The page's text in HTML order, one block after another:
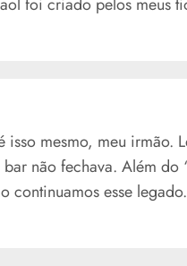
foi criado pelos meus
mesmo, meu irmão.
não fechava. Além do
continuamos esse